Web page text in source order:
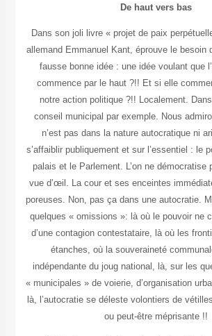
De haut vers bas
Dans son joli livre « projet de paix
allemand Emmanuel Kant, éprouve le besoin
fausse bonne idée : une idée voulant que
commence par le haut ?!! Et si elle
notre action politique ?!! Localement.
conseil municipal par exemple. Nous
n’est pas dans la nature autocratique ni
s’affaiblir publiquement et sur l’essentiel : le
palais et le Parlement. L’on ne démocratise
vue d’œil. La cour et ses enceintes
poreuses. Non, pas ça dans une autocratie.
quelques « omissions »: là où le pouvoir ne
d’une contagion contestataire, là où les
étanches, où la souveraineté
indépendante du joug national, là, sur les
« municipales » de voierie, d’organisation
là, l’autocratie se déleste volontiers de
ou peut-être méprisante !!